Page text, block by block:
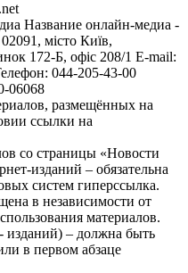
Название онлайн-медиа -
місто Київ,
172-Б, офіс 208/1 E-mail:
044-205-43-00
06068
размещённых на
ссылки на
со страницы «Новости
изданий – обязательна
систем гиперссылка.
в независимости от
материалов.
изданий) – должна быть
в первом абзаце